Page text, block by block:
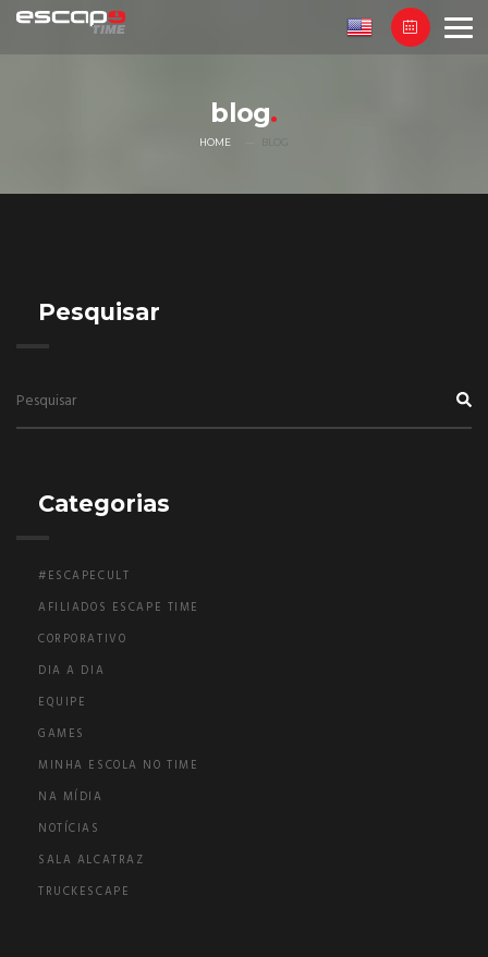
blog
HOME
Pesquisar
Categorias
#ESCAPECULT
AFILIADOS ESCAPE TIME
CORPORATIVO
DIA A DIA
EQUIPE
GAMES
MINHA ESCOLA NO TIME
NA MÍDIA
NOTÍCIAS
SALA ALCATRAZ
TRUCKESCAPE